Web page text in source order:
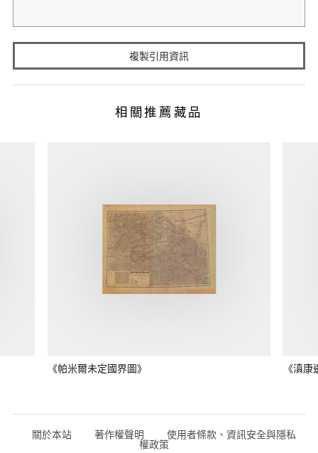
複製引用資訊
相關推薦藏品
《帕米爾未定國界圖》 《滇
關於本站 著作權聲明 使用者條款、資訊安全與隱私
權政策